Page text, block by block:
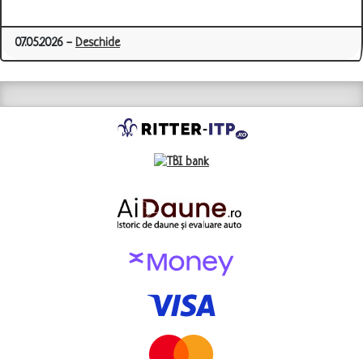
07.05.2026 - Deschide